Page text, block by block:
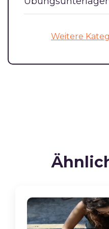
Weitere